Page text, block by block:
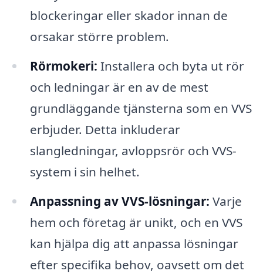
blockeringar eller skador innan de
orsakar större problem.
Rörmokeri: Installera och byta ut rör
och ledningar är en av de mest
grundläggande tjänsterna som en VVS
erbjuder. Detta inkluderar
slangledningar, avloppsrör och VVS-
system i sin helhet.
Anpassning av VVS-lösningar: Varje
hem och företag är unikt, och en VVS
kan hjälpa dig att anpassa lösningar
efter specifika behov, oavsett om det